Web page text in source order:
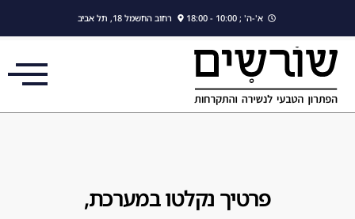
א'-ה' ; 10:00 - 18:00 רחוב החשמל 18, תל אביב
פרטיך נקלטו במערכת,